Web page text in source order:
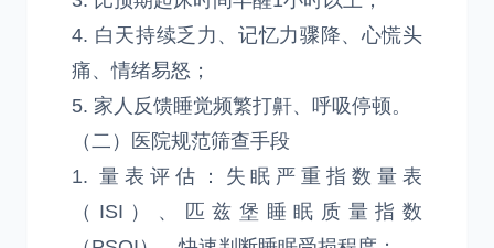
4. 白天持续乏力、记忆力骤降、心慌头
痛、情绪易怒；
5. 家人反馈睡觉频繁打鼾、呼吸停顿。
（二）医院规范筛查手段
1. 量表评估：失眠严重指数量表
（ISI）、匹兹堡睡眠质量指数